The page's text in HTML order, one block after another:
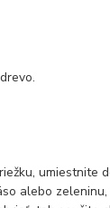
umiestnite
alebo